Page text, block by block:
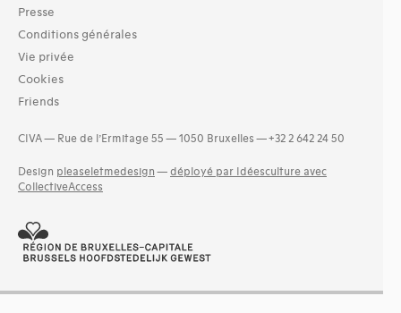
Presse
Conditions générales
Vie privée
Cookies
Friends
CIVA — Rue de l’Ermitage 55 — 1050 Bruxelles — +32 2 642 24 50
Design pleaseletmedesign — déployé par Idéesculture avec
CollectiveAccess